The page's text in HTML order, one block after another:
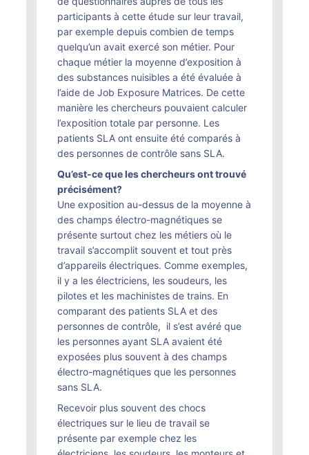
participants à cette étude sur leur travail,
par exemple depuis combien de temps
quelqu’un avait exercé son métier. Pour
chaque métier la moyenne d’exposition à
des substances nuisibles a été évaluée à
l’aide de Job Exposure Matrices. De cette
manière les chercheurs pouvaient calculer
l’exposition totale par personne. Les
patients SLA ont ensuite été comparés à
des personnes de contrôle sans SLA.
Qu’est-ce que les chercheurs ont trouvé
précisément?
Une exposition au-dessus de la moyenne à
des champs électro-magnétiques se
présente surtout chez les métiers où le
travail s’accomplit souvent et tout près
d’appareils électriques. Comme exemples,
il y a les électriciens, les soudeurs, les
pilotes et les machinistes de trains. En
comparant des patients SLA et des
personnes de contrôle, il s’est avéré que
les personnes ayant SLA avaient été
exposées plus souvent à des champs
électro-magnétiques que les personnes
sans SLA.
Recevoir plus souvent des chocs
électriques sur le lieu de travail se
présente par exemple chez les